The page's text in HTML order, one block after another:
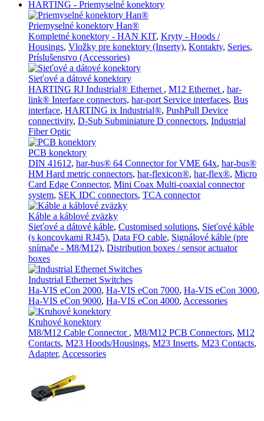
HARTING - Priemyselné konektory
Priemyselné konektory Han®
Kompletné konektory - HAN KIT, Kryty - Hoods /
Housings, Vložky pre konektory (Inserty), Kontakty, Series,
Príslušenstvo (Accessories)
Sieťové a dátové konektory
HARTING RJ Industrial® Ethernet , M12 Ethernet , har-
link® Interface connectors, har-port Service interfaces, Bus
interface, HARTING ix Industrial®, PushPull Device
connectivity, D-Sub Subminiature D connectors, Industrial
Fiber Optic
PCB konektory
DIN 41612, har-bus® 64 Connector for VME 64x, har-bus®
HM Hard metric connectors, har-flexicon®, har-flex®, Micro
Card Edge Connector, Mini Coax Multi-coaxial connector
system, SEK IDC connectors, TCA connector
Káble a káblové zväzky
Sieťové a dátové káble, Customised solutions, Sieťové káble
(s koncovkami RJ45), Data FO cable, Signálové káble (pre
snímače - M8/M12), Distribution boxes / sensor actuator
boxes
Industrial Ethernet Switches
Ha-VIS eCon 2000, Ha-VIS eCon 7000, Ha-VIS eCon 3000,
Ha-VIS eCon 9000, Ha-VIS eCon 4000, Accessories
Kruhové konektory
M8/M12 Cable Connector , M8/M12 PCB Connectors, M12
Contacts, M23 Hoods/Housings, M23 Inserts, M23 Contacts,
Adapter, Accessories